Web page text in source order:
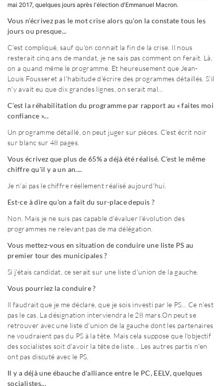
mai 2017, quelques jours après l'élection d'Emmanuel Macron.
Vous n'écrivez pas le mot crise alors qu'on la constate tous les
jours ou presque...
C'est compliqué, sauf qu'on connait la fin de la crise. Il nous
resterait cinq ans de mandat, je ne sais pas comment on ferait. Là,
on a quand même le programme. Et heureusement que Jean-
Louis Fousseret a l'habitude d'écrire des programmes détaillés. S'il
n'y avait eu que dix grandes lignes, on serait mal...
C'est la réhabilitation du programme par rapport au « faites moi
confiance »...
Un programme détaillé, on peut juger sur pièces. C'est écrit noir
sur blanc sur 48 pages.
Vous écrivez que plus de 65% a déjà été réalisé. C'est le même
chiffre qu'il y a un an....
Je n'ai pas le chiffre réellement réalisé aujourd'hui.
Est-ce à dire qu'on a fait du sur-place depuis ?
Non. Mais je ne suis pas capable d'évaluer l'évolution des
programmes ne relevant pas de ma délégation.
Vous mettez-vous en situation de conduire une liste PS au
premier tour des municipales ?
Si j'étais candidat, ce serait sur une liste d'union de la gauche.
Vous pourriez la conduire ?
Il faudrait que je me déclare, que je sois investi par le PS... Ce n'est
pas le cas. La désignation interviendra le 28 mars.On peut se
retrouver avec une liste d'union de la gauche dont les partenaires
ne voudraient pas du PS à la tête. Mais cela suppose que l'objectif
des socialistes soit d'avoir la tête de liste... Les autres partis n'en
ont pas discuté avec le PS.
Il y a déjà une ébauche d'alliance entre le PC, EELV, quelques
socialistes...